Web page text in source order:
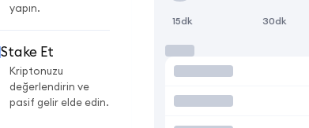
yapın.
Stake Et
Kriptonuzu
değerlendirin ve
pasif gelir elde edin.
15dk 30dk